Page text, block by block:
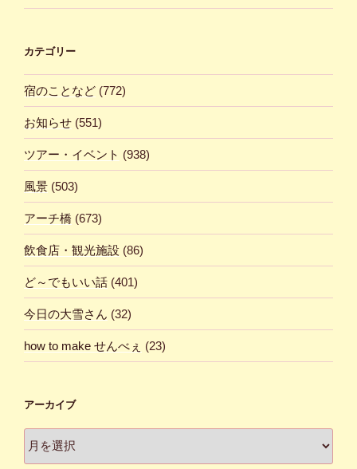
カテゴリー
宿のことなど (772)
お知らせ (551)
ツアー・イベント (938)
風景 (503)
アーチ橋 (673)
飲食店・観光施設 (86)
ど～でもいい話 (401)
今日の大雪さん (32)
how to make せんべぇ (23)
アーカイブ
ー